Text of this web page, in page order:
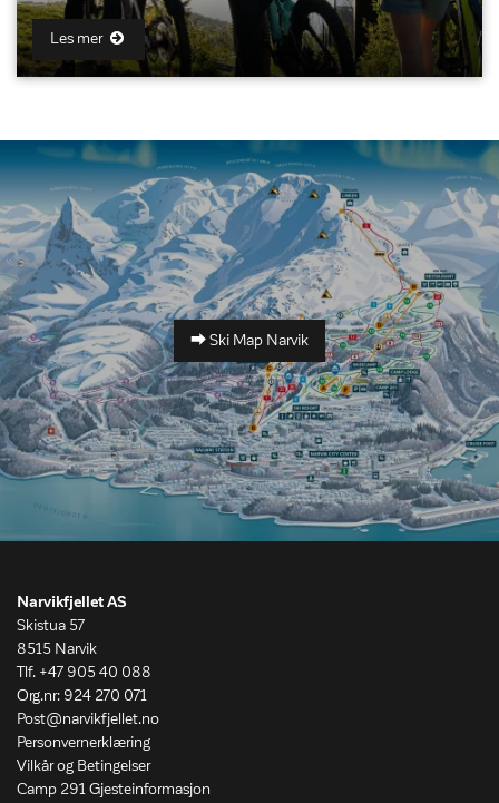
Les mer
⮕ Ski Map Narvik
Narvikfjellet AS
Skistua 57
8515 Narvik
Tlf. +47 905 40 088
Org.nr: 924 270 071
Post@narvikfjellet.no
Personvernerklæring
Vilkår og Betingelser
Camp 291 Gjesteinformasjon